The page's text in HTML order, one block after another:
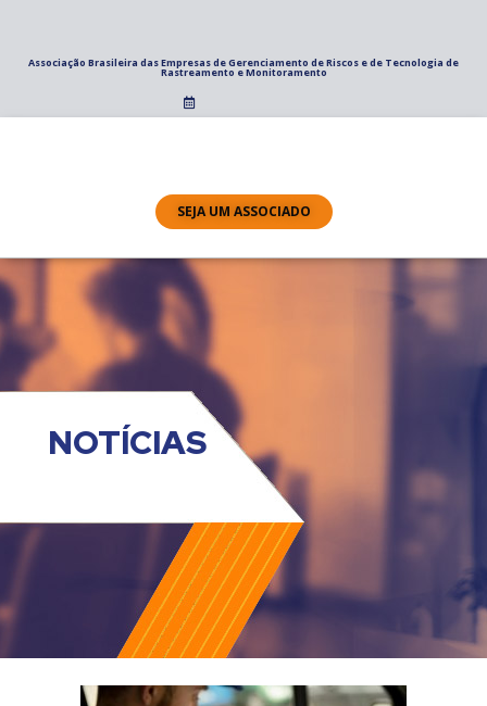
Associação Brasileira das Empresas de Gerenciamento de Riscos e de Tecnologia de
Rastreamento e Monitoramento
SEJA UM ASSOCIADO
NOTÍCIAS